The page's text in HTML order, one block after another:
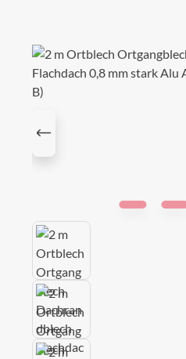
Bildergalerie überspringen